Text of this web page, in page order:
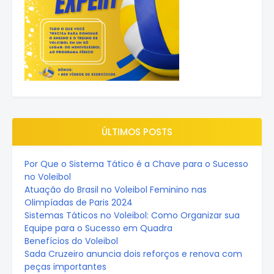
ÚLTIMOS POSTS
Por Que o Sistema Tático é a Chave para o Sucesso
no Voleibol
Atuação do Brasil no Voleibol Feminino nas
Olimpíadas de Paris 2024
Sistemas Táticos no Voleibol: Como Organizar sua
Equipe para o Sucesso em Quadra
Benefícios do Voleibol
Sada Cruzeiro anuncia dois reforços e renova com
peças importantes